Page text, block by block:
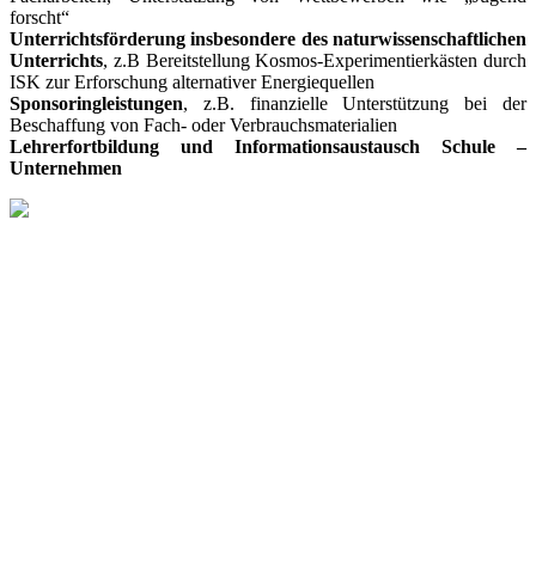
forscht“
Unterrichtsförderung insbesondere des naturwissenschaftlichen
Unterrichts, z.B Bereitstellung Kosmos-Experimentierkästen durch
ISK zur Erforschung alternativer Energiequellen
Sponsoringleistungen, z.B. finanzielle Unterstützung bei der
Beschaffung von Fach- oder Verbrauchsmaterialien
Lehrerfortbildung und Informationsaustausch Schule –
Unternehmen